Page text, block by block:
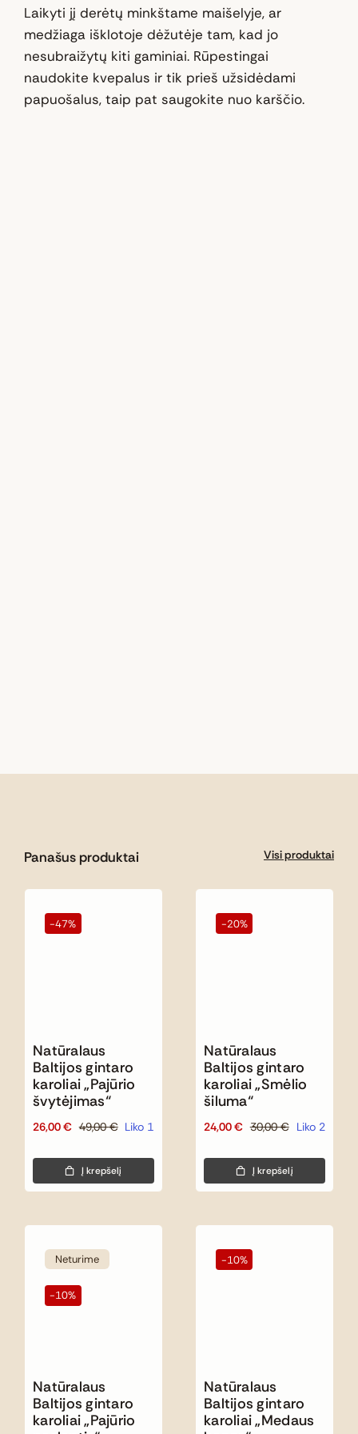
Laikyti jį derėtų minkštame maišelyje, ar
medžiaga išklotoje dėžutėje tam, kad jo
nesubraižytų kiti gaminiai. Rūpestingai
naudokite kvepalus ir tik prieš užsidėdami
papuošalus, taip pat saugokite nuo karščio.
Panašus produktai Visi produktai
-47%
Natūralaus
Baltijos gintaro
karoliai „Pajūrio
švytėjimas“
49,00€
Original
was:
49,00 €.
26,00€
Current
is:
26,00 €.
Liko 1
Į krepšelį
-20%
Natūralaus
Baltijos gintaro
karoliai „Smėlio
šiluma“
30,00€
Original
was:
30,00 €.
24,00€
Current
is:
24,00 €.
Liko 2
Į krepšelį
Neturime
-10%
Natūralaus
Baltijos gintaro
karoliai „Pajūrio
-10%
Natūralaus
Baltijos gintaro
karoliai „Medaus